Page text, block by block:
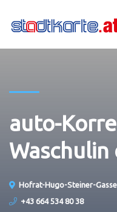
auto-
Waschulin
Hofrat-Hugo-Steiner-
+43 664 534 80 38